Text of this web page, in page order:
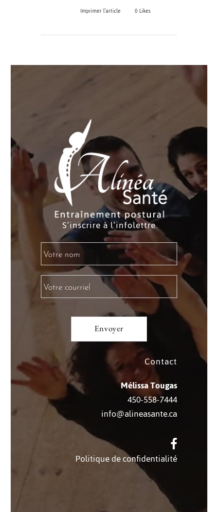
Imprimer l’article 0Likes
S’inscrire à l’infolettre
Contact
Mélissa Tougas
450-558-7444
info@alineasante.ca
Politique de confidentialité